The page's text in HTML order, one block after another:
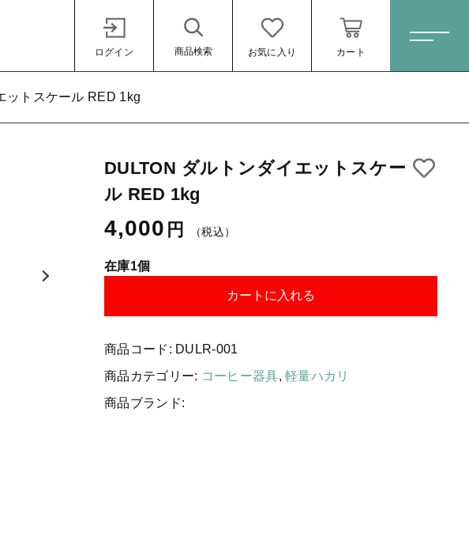
ログイン
商品検索 お気に入り カート
ットスケール RED 1kg
DULTON ダルトンダイエットスケー
ル RED 1kg
4,000 円 （税込）
在庫1個
カートに入れる
商品コード: DULR-001
商品カテゴリー: コーヒー器具,軽量ハカリ
商品ブランド:
4,000円
カートを確認する
すべての商品
おススメ商品
ブレンドコーヒー
セール